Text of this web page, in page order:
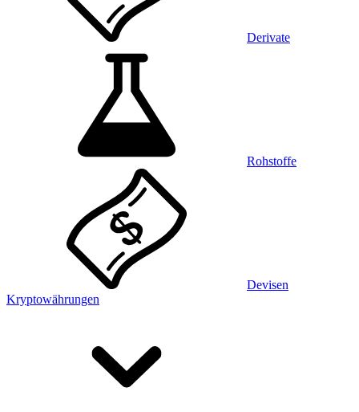
Derivate
Rohstoffe
Devisen
Kryptowährungen